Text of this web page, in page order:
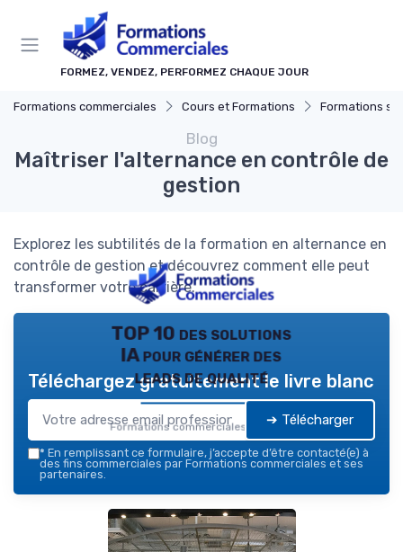
FORMEZ, VENDEZ, PERFORMEZ CHAQUE JOUR
Formations commerciales Cours et Formations Formations sur
Blog
Maîtriser l'alternance en contrôle de
gestion
Explorez les subtilités de la formation en alternance en
contrôle de gestion et découvrez comment elle peut
transformer votre carrière.
TOP 10 des solutions
IA pour générer des
leads de qualité
Formations commerciales — 2026
Téléchargez gratuitement le livre blanc
➔ Télécharger
* En remplissant ce formulaire, j’accepte d’être contacté(e) à
des fins commerciales par Formations commerciales et ses
partenaires.
Panneau de gestion des cookies